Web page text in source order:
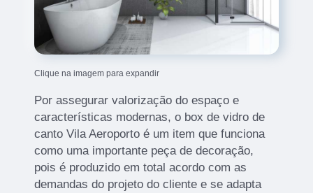
Clique na imagem para expandir
Por assegurar valorização do espaço e
características modernas, o box de vidro de
canto Vila Aeroporto é um item que funciona
como uma importante peça de decoração,
pois é produzido em total acordo com as
demandas do projeto do cliente e se adapta